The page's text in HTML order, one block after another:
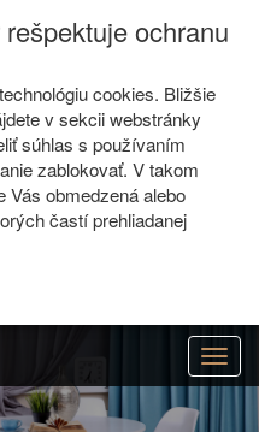
ochranu
cookies. Bližšie
v sekcii webstránky
súhlas s používaním
zablokovať. V takom
Vás obmedzená alebo
častí prehliadanej